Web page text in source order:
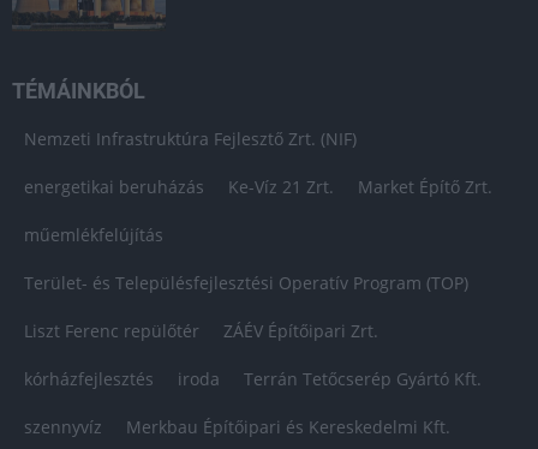
TÉMÁINKBÓL
Nemzeti Infrastruktúra Fejlesztő Zrt. (NIF)
energetikai beruházás Ke-Víz 21 Zrt. Market Építő Zrt.
műemlékfelújítás
Terület- és Településfejlesztési Operatív Program (TOP)
Liszt Ferenc repülőtér ZÁÉV Építőipari Zrt.
kórházfejlesztés iroda Terrán Tetőcserép Gyártó Kft.
szennyvíz Merkbau Építőipari és Kereskedelmi Kft.